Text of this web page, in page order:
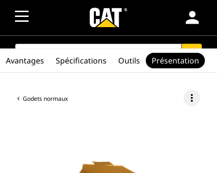
person
SEARCH search
Godets normaux more_vert
Avantages Spécifications Outils Présentation